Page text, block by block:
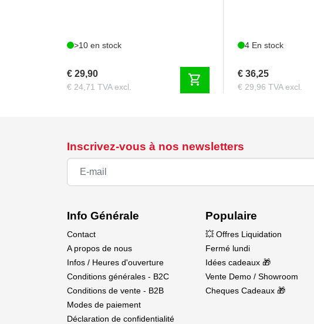
>10 en stock
€ 29,90
€ 24,71 TVA excl. shopping_cart
4 En stock
€ 36,25
€ 29,96 TVA excl.
Inscrivez-vous à nos newsletters
Info Générale
Contact
A propos de nous
Infos / Heures d'ouverture
Conditions générales - B2C
Conditions de vente - B2B
Modes de paiement
Déclaration de confidentialité
Populaire
💥 Offres Liquidation
Fermé lundi
Idées cadeaux 🎁
Vente Demo / Showroom
Cheques Cadeaux 🎁